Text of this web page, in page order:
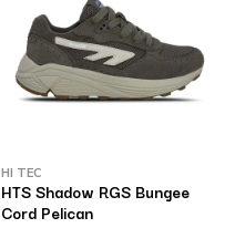
HI TEC
HTS Shadow RGS Bungee
Cord Pelican